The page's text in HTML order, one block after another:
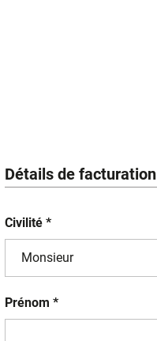
Détails de facturation
Civilité *
Prénom *